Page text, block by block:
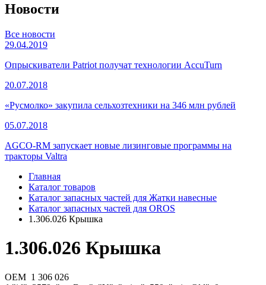
Новости
Все новости
29.04.2019
Опрыскиватели Patriot получат технологии AccuTurn
20.07.2018
«Русмолко» закупила сельхозтехники на 346 млн рублей
05.07.2018
AGCO-RM запускает новые лизинговые программы на
тракторы Valtra
Главная
Каталог товаров
Каталог запасных частей для Жатки навесные
Каталог запасных частей для OROS
1.306.026 Крышка
1.306.026 Крышка
OEM 1 306 026